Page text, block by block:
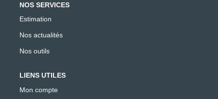
NOS SERVICES
Estimation
Nos actualités
Nos outils
LIENS UTILES
Mon compte